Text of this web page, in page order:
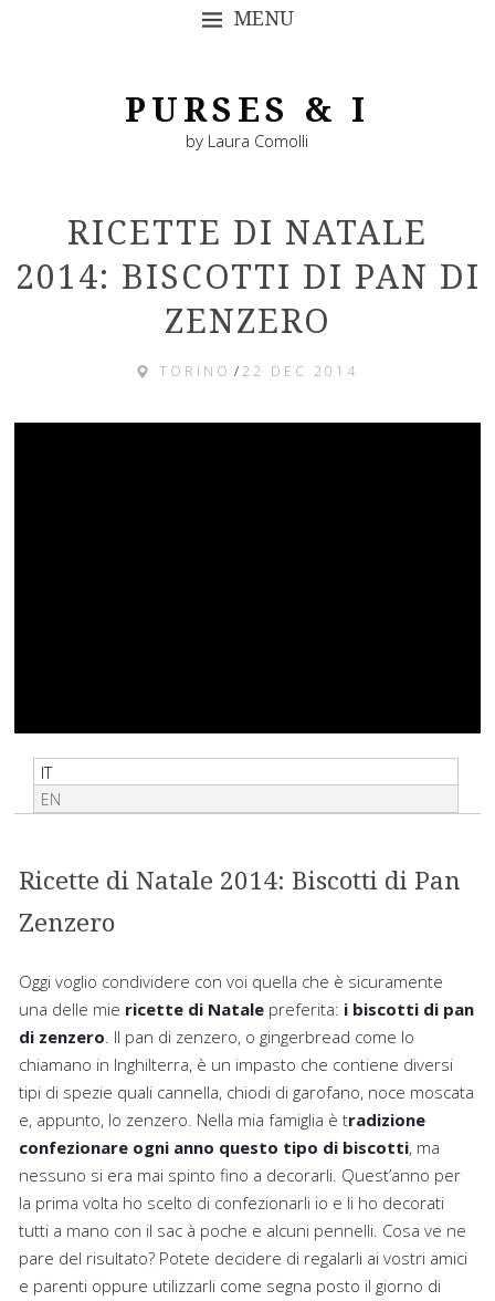
MENU
PURSES & I
by Laura Comolli
RICETTE DI NATALE
2014: BISCOTTI DI PAN DI
ZENZERO
TORINO / 22 DEC 2014
IT
EN
Ricette di Natale 2014: Biscotti di Pan
Zenzero
Oggi voglio condividere con voi quella che è sicuramente
una delle mie ricette di Natale preferita: i biscotti di pan
di zenzero. Il pan di zenzero, o gingerbread come lo
chiamano in Inghilterra, è un impasto che contiene diversi
tipi di spezie quali cannella, chiodi di garofano, noce moscata
e, appunto, lo zenzero. Nella mia famiglia è tradizione
confezionare ogni anno questo tipo di biscotti, ma
nessuno si era mai spinto fino a decorarli. Quest’anno per
la prima volta ho scelto di confezionarli io e li ho decorati
tutti a mano con il sac à poche e alcuni pennelli. Cosa ve ne
pare del risultato? Potete decidere di regalarli ai vostri amici
e parenti oppure utilizzarli come segna posto il giorno di